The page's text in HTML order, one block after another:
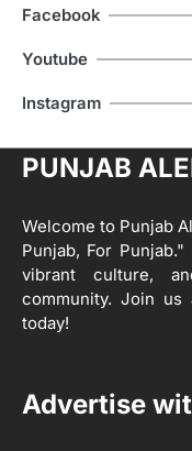
Editor
Editor
3
Editor
Facebook
Youtube
Instagram
PUNJAB
Welcome to Punjab
Punjab, For
vibrant culture,
community. Join
today!
Advertise